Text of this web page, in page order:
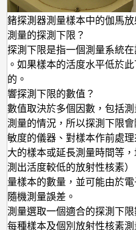
鍺探測器測量樣本中的伽馬
測量的探測下限？
探測下限是指一個測量系統
。如果樣本的活度水平低於
的。
響探測下限的數值？
數值取決於多個因數，包括
測量的情況，所以探測下限
敏度的儀器、對樣本作前處
大的樣本或延長測量時間等
測出活度較低的放射性核素
量樣本的數量，並可能由於
隨機測量誤差。
測量選取一個適合的探測下限
每種樣本及個別放射性核素